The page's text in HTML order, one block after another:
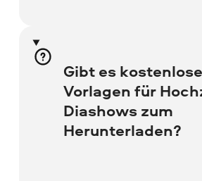
Gibt es kostenlose
Vorlagen für
Diashows zum
Herunterladen?